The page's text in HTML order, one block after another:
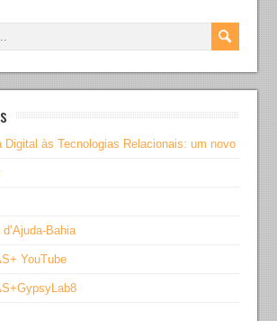
Digital às Tecnologias Relacionais: um novo
Bahia
YouTube